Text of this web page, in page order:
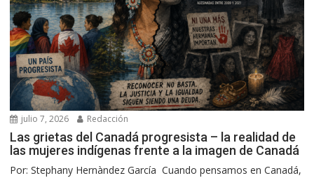
julio 7, 2026 Redacción
Las grietas del Canadá progresista – la realidad de
las mujeres indígenas frente a la imagen de Canadá
Por: Stephany Hernàndez García Cuando pensamos en Canadá,